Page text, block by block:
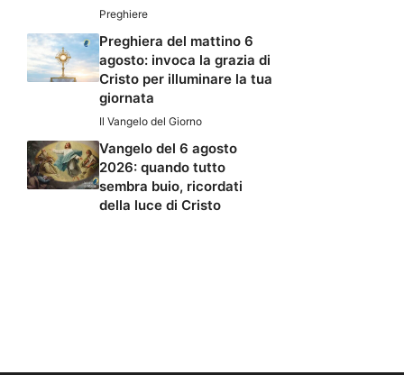
Preghiere
Preghiera del mattino 6
agosto: invoca la grazia di
Cristo per illuminare la tua
giornata
Il Vangelo del Giorno
Vangelo del 6 agosto
2026: quando tutto
sembra buio, ricordati
della luce di Cristo